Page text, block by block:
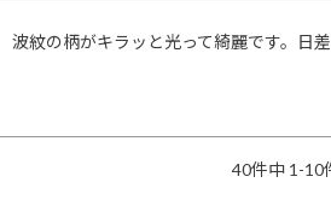
波紋の柄がキラッと光って綺麗です。日
40件中 1 -10